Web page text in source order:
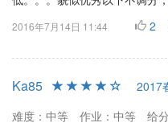
2016年7月14日 11:44 2
Ka85
2017
难度：中等
作业：中等 给